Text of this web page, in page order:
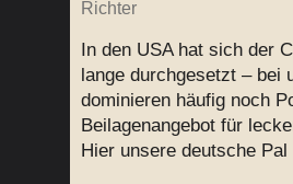
Richter
In den USA hat sich der
lange durchgesetzt – bei
dominieren häufig noch
Beilagenangebot für
Hier unsere deutsche Pal